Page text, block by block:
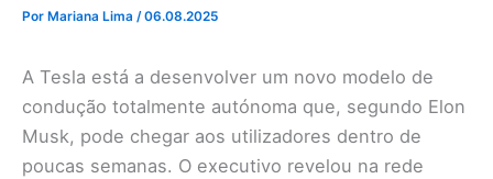
Por Mariana Lima /06.08.2025
A Tesla está a desenvolver um novo modelo de
condução totalmente autónoma que, segundo Elon
Musk, pode chegar aos utilizadores dentro de
poucas semanas. O executivo revelou na rede